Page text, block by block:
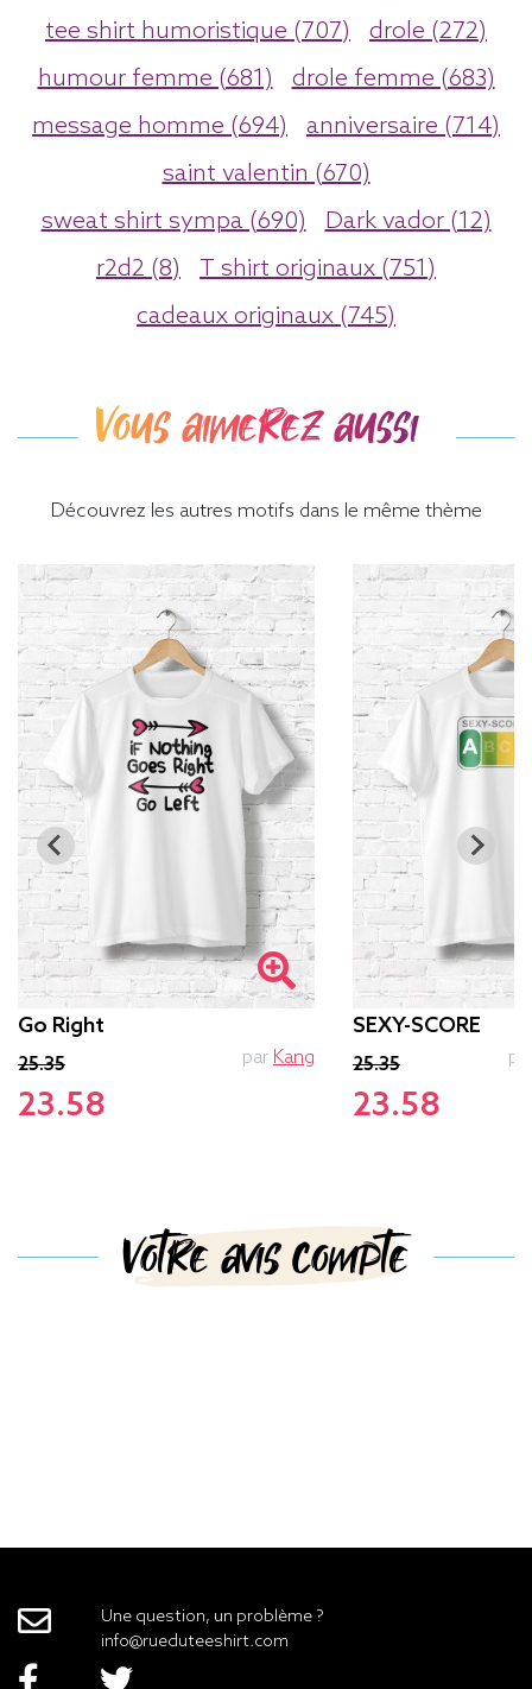
tee shirt humoristique (707)
drole (272)
humour femme (681)
drole femme (683)
message homme (694)
anniversaire (714)
saint valentin (670)
sweat shirt sympa (690)
Dark vador (12)
r2d2 (8)
T shirt originaux (751)
cadeaux originaux (745)
Vous aimerez aussi
Découvrez les autres motifs dans le même thème
Go Right
25.35
23.58
par Kang
SEXY-SCORE
25.35
23.58
Votre avis compte
Une question, un problème ?
info@rueduteeshirt.com